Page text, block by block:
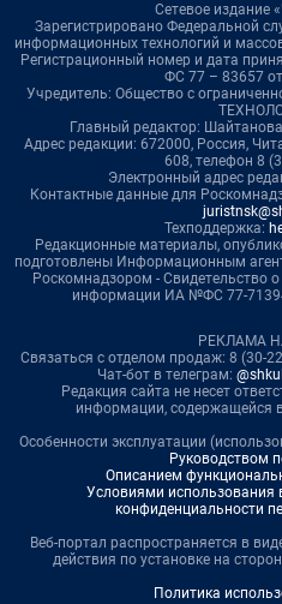
Сетевое издание
Зарегистрировано Федеральной
информационных технологий и
Регистрационный номер и дата
ФС 77 – 83657
Учредитель: Общество с
Главный редактор:
Адрес редакции: 672000, Россия,
608, телефон 8
Электронный адрес
Контактные данные для
Техподдержка:
Редакционные материалы,
подготовлены Информационным
Роскомнадзором - Свидетельство
информации ИА №ФС 77-
РЕКЛАМА
Связаться с отделом продаж: 8 (30-
Чат-бот в телеграм:
Редакция сайта не несет
информации, содержащейся
Особенности эксплуатации
Руководством
Описанием
Условиями использования
конфиденциальности
Веб-портал распространяется в
действия по установке на
Политика